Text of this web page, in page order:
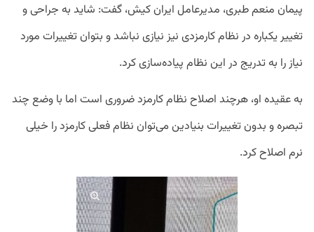
پیمان منعم طبری، مدیرعامل ایران کیش، گفت: شاید به جراحی و
تغییر یکباره در نظام کارمزدی نیز نیازی نباشد و بتوان تغییرات مورد
نیاز را به تدریج در این نظام پیاده‌سازی کرد.
به عقیده او، هرچند اصلاح نظام کارمزد ضروری است اما با وضع چند
تبصره و بدون تغییرات بنیادین می‌توان نظام فعلی کارمزد را خیلی
نرم اصلاح کرد.